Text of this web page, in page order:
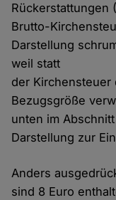
Rückerstattungen
Brutto-
Darstellung
weil statt
der Kirchensteuer
Bezugsgröße
unten im
Darstellung zur
Anders
sind 8 Euro